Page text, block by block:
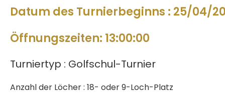
Datum des Turnierbeginns : 25/04/
Öffnungszeiten: 13:00:00
Turniertyp : Golfschul-Turnier
Anzahl der Löcher : 18- oder 9-Loch-Platz